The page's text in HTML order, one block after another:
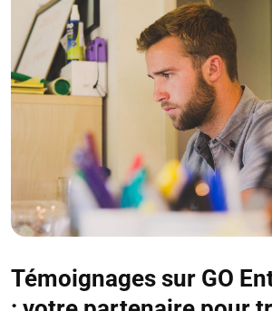
Témoignages sur GO